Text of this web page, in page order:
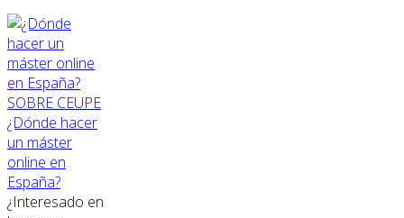
SOBRE CEUPE
¿Dónde hacer
un máster
online en
España?
¿Interesado en